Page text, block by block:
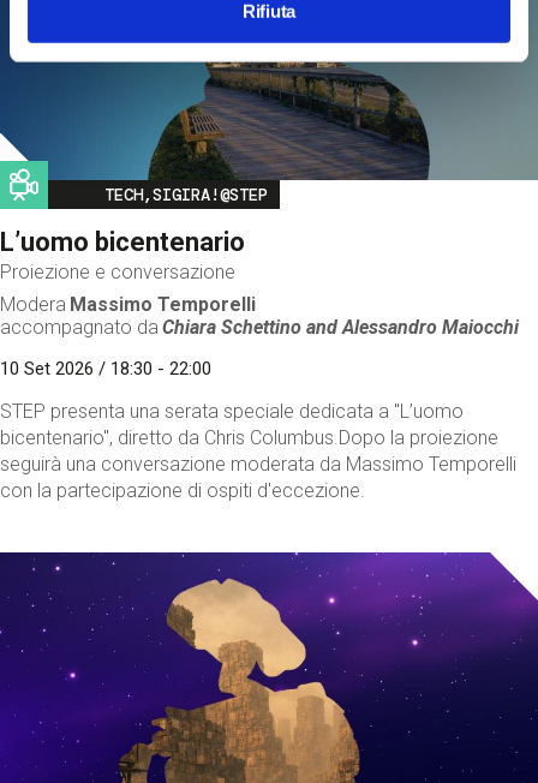
Rifiuta
Image
TECH,SIGIRA!@STEP
L’uomo bicentenario
Proiezione e conversazione
Modera Massimo Temporelli
accompagnato da Chiara Schettino andAlessandro Maiocchi
10 Set 2026 / 18:30 - 22:00
STEP presenta una serata speciale dedicata a "L’uomo
bicentenario", diretto da Chris Columbus.Dopo la proiezione
seguirà una conversazione moderata da Massimo Temporelli
con la partecipazione di ospiti d'eccezione.